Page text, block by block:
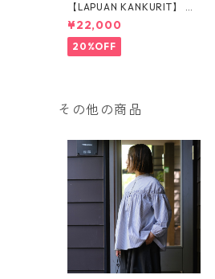
【LAPUAN KANKURIT】 ウ
ールブランケット（フル130
×180cm）
¥22,000
20%OFF
その他の商品